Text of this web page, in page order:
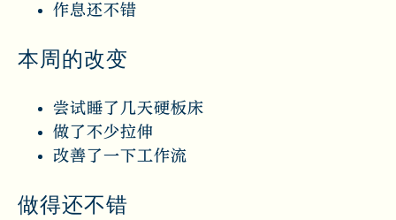
作息还不错
本周的改变
尝试睡了几天硬板床
做了不少拉伸
改善了一下工作流
做得还不错